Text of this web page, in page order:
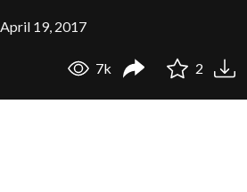
April 19, 2017
7k 2